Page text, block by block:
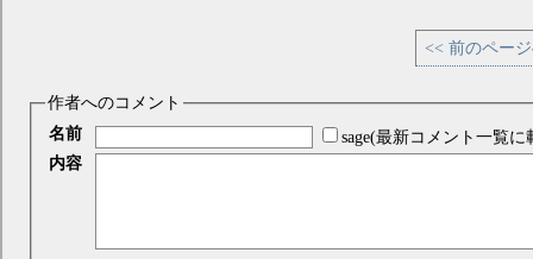
<< 前のペー
作者へのコメント
名前
sage(最新コメント一覧に
内容